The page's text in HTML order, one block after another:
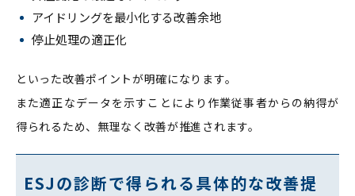
アイドリングを最小化する改善余地
停止処理の適正化
といった改善ポイントが明確になります。
また適正なデータを示すことにより作業従事者からの納得が
得られるため、無理なく改善が推進されます。
ESJの診断で得られる具体的な改善提